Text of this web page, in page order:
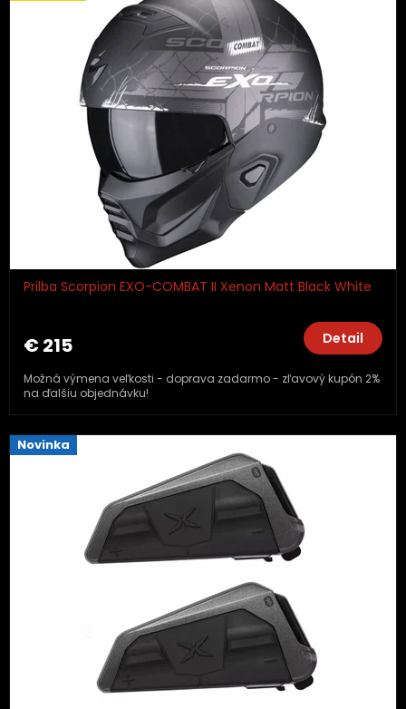
Prilba Scorpion EXO-COMBAT II Xenon Matt Black White
€ 215 Detail
Možná výmena veľkosti - doprava zadarmo - zľavový kupón 2%
na ďalšiu objednávku!
Novinka